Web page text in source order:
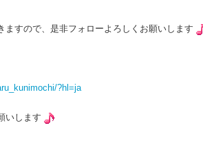
ますので、是非フォローよろしくお願いします
?hl=ja
いします